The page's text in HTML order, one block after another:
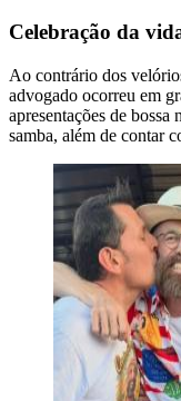
Celebração da
Ao contrário dos
advogado ocorreu em
apresentações de
samba, além de contar